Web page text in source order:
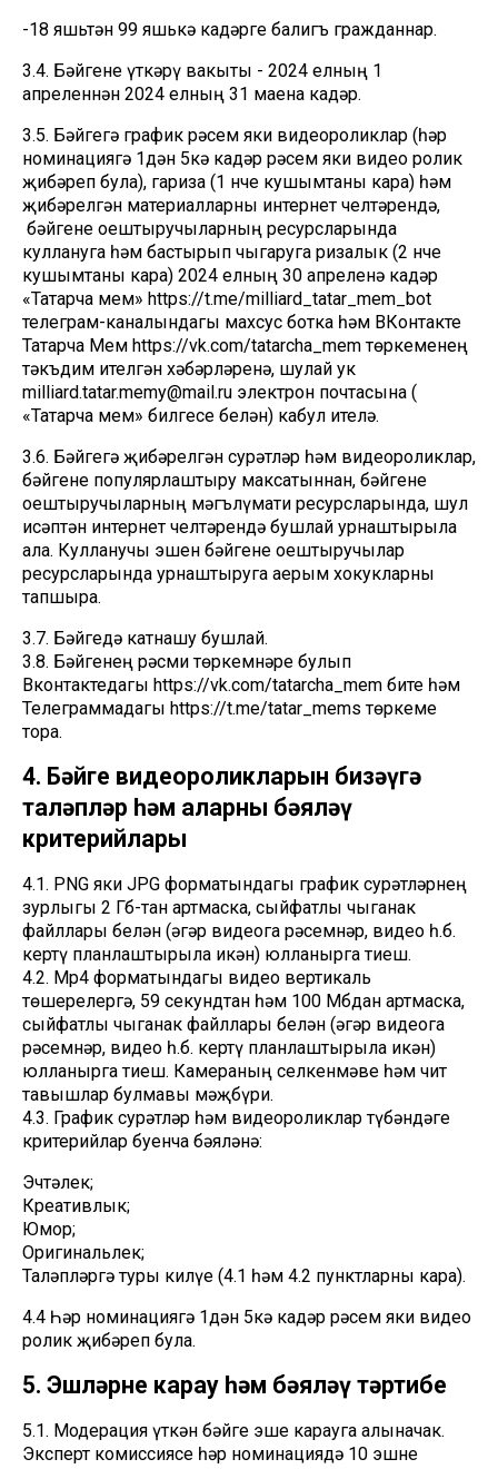
-18 яшьтән 99 яшькә кадәрге балигъ гражданнар.
3.4. Бәйгене үткәрү вакыты - 2024 елның 1
апреленнән 2024 елның 31 маена кадәр.
3.5. Бәйгегә график рәсем яки видеороликлар (һәр
номинациягә 1дән 5кә кадәр рәсем яки видео ролик
җибәреп була), гариза (1 нче кушымтаны кара) һәм
җибәрелгән материалларны интернет челтәрендә,
бәйгене оештыручыларның ресурсларында
куллануга һәм бастырып чыгаруга ризалык (2 нче
кушымтаны кара) 2024 елның 30 апреленә кадәр
«Татарча мем» https://t.me/milliard_tatar_mem_bot
телеграм-каналындагы махсус ботка һәм ВКонтакте
Татарча Мем https://vk.com/tatarcha_mem төркеменең
тәкъдим ителгән хәбәрләренә, шулай ук
milliard.tatar.memy@mail.ru электрон почтасына (
«Татарча мем» билгесе белән) кабул ителә.
3.6. Бәйгегә җибәрелгән сурәтләр һәм видеороликлар,
бәйгене популярлаштыру максатыннан, бәйгене
оештыручыларның мәгълүмати ресурсларында, шул
исәптән интернет челтәрендә бушлай урнаштырыла
ала. Кулланучы эшен бәйгене оештыручылар
ресурсларында урнаштыруга аерым хокукларны
тапшыра.
3.7. Бәйгедә катнашу бушлай.
3.8. Бәйгенең рәсми төркемнәре булып
Вконтактедагы https://vk.com/tatarcha_mem бите һәм
Телеграммадагы https://t.me/tatar_mems төркеме
тора.
4. Бәйге видеороликларын бизәүгә
таләпләр һәм аларны бәяләү
критерийлары
4.1. PNG яки JPG форматындагы график сурәтләрнең
зурлыгы 2 Гб-тан артмаска, сыйфатлы чыганак
файллары белән (әгәр видеога рәсемнәр, видео һ.б.
кертү планлаштырыла икән) юлланырга тиеш.
4.2. Mp4 форматындагы видео вертикаль
төшерелергә, 59 секундтан һәм 100 Мбдан артмаска,
сыйфатлы чыганак файллары белән (әгәр видеога
рәсемнәр, видео һ.б. кертү планлаштырыла икән)
юлланырга тиеш. Камераның селкенмәве һәм чит
тавышлар булмавы мәҗбүри.
4.3. График сурәтләр һәм видеороликлар түбәндәге
критерийлар буенча бәяләнә:
Эчтәлек;
Креативлык;
Юмор;
Оригинальлек;
Таләпләргә туры килүе (4.1 һәм 4.2 пунктларны кара).
4.4 Һәр номинациягә 1дән 5кә кадәр рәсем яки видео
ролик җибәреп була.
5. Эшләрне карау һәм бәяләү тәртибе
5.1. Модерация үткән бәйге эше карауга алыначак.
Эксперт комиссиясе һәр номинациядә 10 эшне